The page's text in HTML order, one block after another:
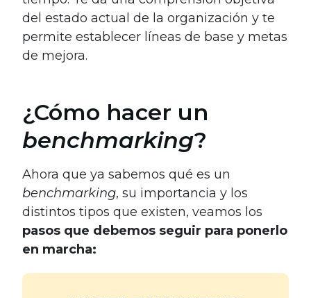
del estado actual de la organización y te
permite establecer líneas de base y metas
de mejora.
¿Cómo hacer un
benchmarking?
Ahora que ya sabemos qué es un
benchmarking, su importancia y los
distintos tipos que existen, veamos los
pasos que debemos seguir para ponerlo
en marcha: